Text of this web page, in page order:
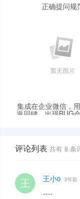
正确提问规
集成在企业微信，
返回键，出现BUG
评论列表 共有 8 条
王小o 2年前
----